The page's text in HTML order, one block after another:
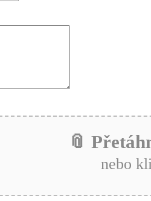
📎
nebo